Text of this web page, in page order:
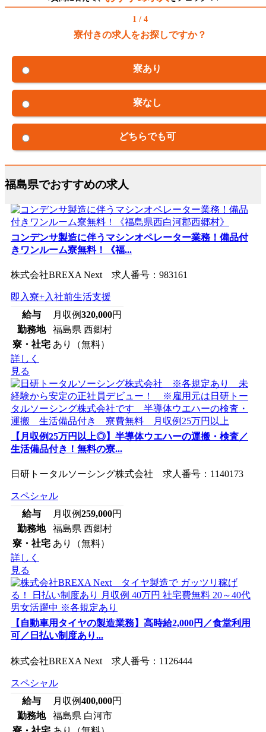
1 / 4
寮付きの求人をお探しですか？
寮あり
寮なし
どちらでも可
福島県でおすすめの求人
コンデンサ製造に伴うマシンオペレーター業務！備品付
きワンルーム寮無料！《福...
株式会社BREXA Next 求人番号：983161
即入寮+入社前生活支援
給与
月収例320,000円
勤務地
福島県 西郷村
寮・社宅 あり（無料）
詳しく
見る
【月収例25万円以上◎】半導体ウエハーの運搬・検査／
生活備品付き！無料の寮...
日研トータルソーシング株式会社 求人番号：1140173
スペシャル
給与
月収例259,000円
勤務地
福島県 西郷村
寮・社宅 あり（無料）
詳しく
見る
【自動車用タイヤの製造業務】高時給2,000円／食堂利用
可／日払い制度あり...
株式会社BREXA Next 求人番号：1126444
スペシャル
給与
月収例400,000円
勤務地
福島県 白河市